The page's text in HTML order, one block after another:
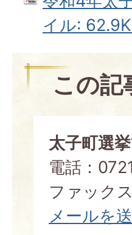
イル:
この記
太子町選
電話：
ファック
メールを